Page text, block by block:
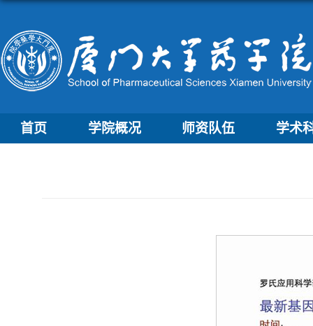
首页 学院概况 师资队伍 学术